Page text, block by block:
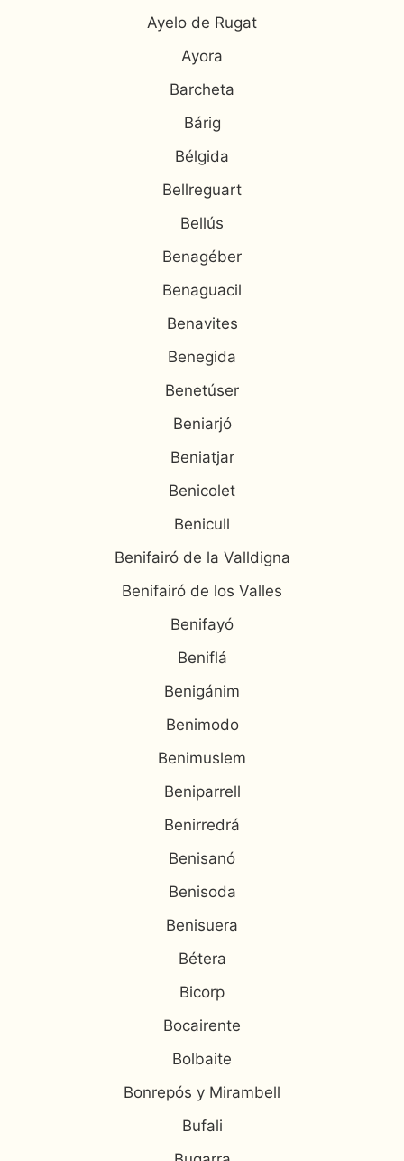
Ayelo de Rugat
Ayora
Barcheta
Bárig
Bélgida
Bellreguart
Bellús
Benagéber
Benaguacil
Benavites
Benegida
Benetúser
Beniarjó
Beniatjar
Benicolet
Benicull
Benifairó de la Valldigna
Benifairó de los Valles
Benifayó
Beniflá
Benigánim
Benimodo
Benimuslem
Beniparrell
Benirredrá
Benisanó
Benisoda
Benisuera
Bétera
Bicorp
Bocairente
Bolbaite
Bonrepós y Mirambell
Bufali